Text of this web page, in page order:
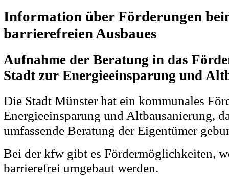
Information über Förderungen
barrierefreien Ausbaues
Aufnahme der Beratung in das
Stadt zur Energieeinsparung und
Die Stadt Münster hat ein kommunales
Energieeinsparung und Altbausanierung,
umfassende Beratung der Eigentümer
Bei der kfw gibt es Fördermöglichkeiten,
barrierefrei umgebaut werden.